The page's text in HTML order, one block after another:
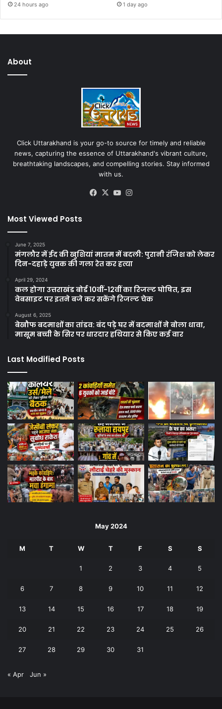
24 hours ago 1 day ago
About
Click Uttarakhand is your go-to source for timely and reliable
news, capturing the essence of Uttarakhand's vibrant culture,
breathtaking landscapes, and compelling stories. Stay informed
with us.
Facebook
X YouTube
Most Viewed Posts
June 7, 2025
मंगलौर में ईद की खुशियां मातम में बदली: पुरानी रंजिश को लेकर
दिन-दहाड़े युवक की गला रेत कर हत्या
April 29, 2024
कल होगा उत्तराखंड बोर्ड 10वीं-12वीं का रिजल्ट घोषित, इस
वेबसाइट पर इतने बजे कर सकेंगे रिजल्ट चेक
August 6, 2025
बेखौफ बदमाशों का तांडव: बंद पड़े घर में बदमाशों ने बोला धावा,
मासूम बच्ची के सिर पर धारदार हथियार से किए कई वार
Last Modified Posts
May 2024
M T W T F S S
1 2 3 4 5
6 7 8 9 10 11 12
13 14 15 16 17 18 19
20 21 22 23 24 25 26
27 28 29 30 31
« Apr Jun »